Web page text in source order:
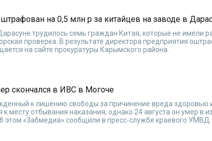
на 0,5 млн р за китайцев на заводе в
трудилось семь граждан Китая, которые не имели
проверка. В результате директора предприятия
на сайте прокуратуры Карымского района.
скончался в ИВС в Могоче
к лишению свободы за причинение вреда здоровью
месту отбывания наказания, однако 24 августа он умер в
этом «Забмедиа» сообщили в пресс-службе краевого УМВД.